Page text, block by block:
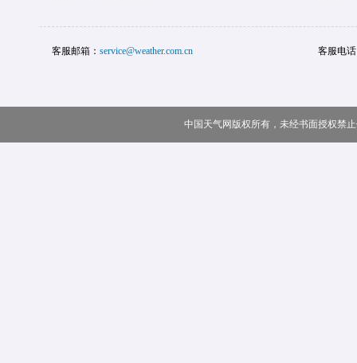
客服邮箱： service@weather.com.cn 客服电
中国天气网版权所有，未经书面授权